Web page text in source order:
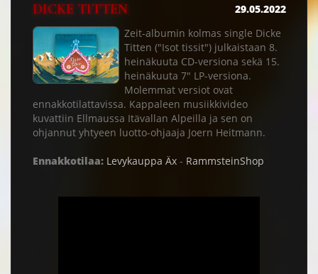
DICKE TITTEN
29.05.2022
Zeit-albumin kolmas single Dicke
Titten ("Isot tissit") julkaistaan 8.
heinäkuuta CD-versiona sekä 15.
heinäkuuta 7" LP-versiona.
Molemmat versiot ovat
ennakkotilattavissa. Kappaleen musiikkivideo
kuvattiin Ellmaussa Itävallan Alpeilla ja sen on
ohjannut yhtyeen luotto-ohjaaja Joern Heitmann.
Ennakkotilaa: Levykauppa Äx - RammsteinShop